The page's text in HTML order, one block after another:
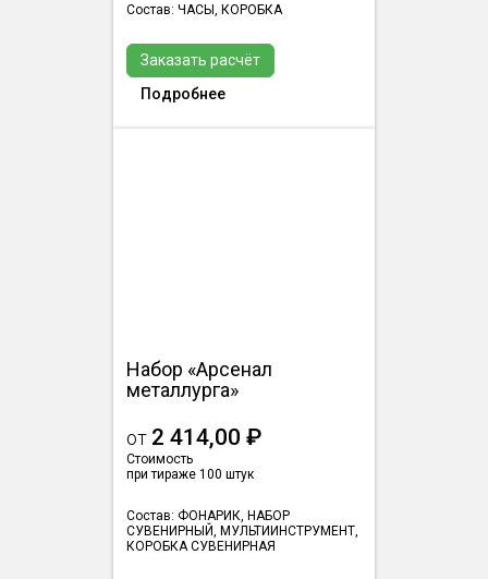
Состав: ЧАСЫ, КОРОБКА
Заказать расчёт
Подробнее
Набор «Арсенал
металлурга»
от 2 414,00 ₽
Стоимость
при тираже 100 штук
Состав: ФОНАРИК, НАБОР
СУВЕНИРНЫЙ, МУЛЬТИИНСТРУМЕНТ,
КОРОБКА СУВЕНИРНАЯ